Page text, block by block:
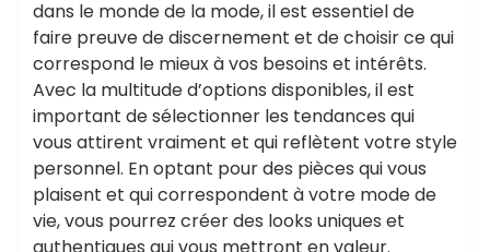
dans le monde de la mode, il est essentiel de
faire preuve de discernement et de choisir ce qui
correspond le mieux à vos besoins et intérêts.
Avec la multitude d’options disponibles, il est
important de sélectionner les tendances qui
vous attirent vraiment et qui reflètent votre style
personnel. En optant pour des pièces qui vous
plaisent et qui correspondent à votre mode de
vie, vous pourrez créer des looks uniques et